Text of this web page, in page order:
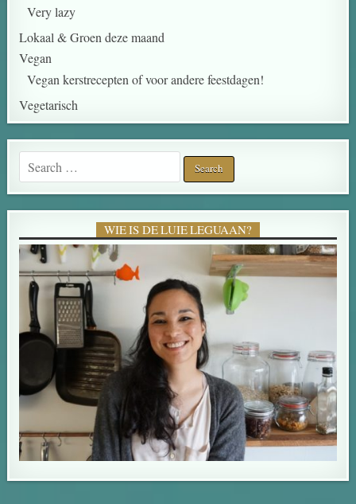
Very lazy
Lokaal & Groen deze maand
Vegan
Vegan kerstrecepten of voor andere feestdagen!
Vegetarisch
Search for:
WIE IS DE LUIE LEGUAAN?